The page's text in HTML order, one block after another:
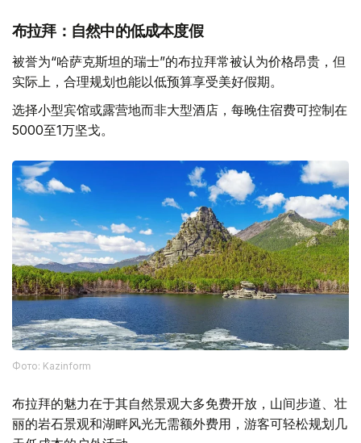
布拉拜：自然中的低成本度假
被誉为“哈萨克斯坦的瑞士”的布拉拜常被认为价格昂贵，但
实际上，合理规划也能以低预算享受美好假期。
选择小型宾馆或露营地而非大型酒店，每晚住宿费可控制在
5000至1万坚戈。
Фото: Kazinform
布拉拜的魅力在于其自然景观大多免费开放，山间步道、壮
丽的岩石景观和湖畔风光无需额外费用，游客可轻松规划几